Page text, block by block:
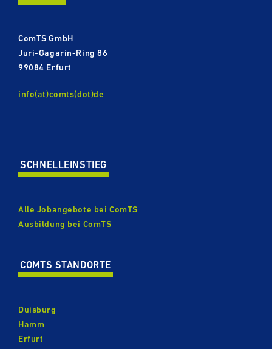
ComTS GmbH
Juri-​​Gagarin-Ring 86
99084 Erfurt
info(at)comts(dot)de
SCHNELL­EIN­STIEG
Alle Jobangebote bei ComTS
Ausbildung bei ComTS
COMTS STANDORTE
Duisburg
Hamm
Erfurt